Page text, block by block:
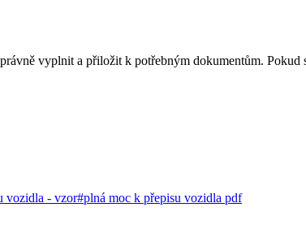
vyplnit a přiložit k potřebným dokumentům.
vozidla - vzor#plná moc k přepisu vozidla pdf